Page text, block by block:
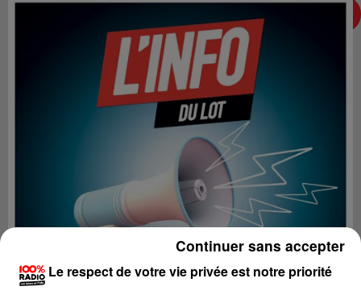
Le respect de votre vie privée est notre priorité
Continuer sans accepter